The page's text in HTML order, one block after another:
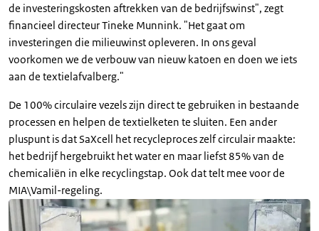
de investeringskosten aftrekken van de bedrijfswinst", zegt
financieel directeur Tineke Munnink. "Het gaat om
investeringen die milieuwinst opleveren. In ons geval
voorkomen we de verbouw van nieuw katoen en doen we iets
aan de textielafvalberg."
De 100% circulaire vezels zijn direct te gebruiken in bestaande
processen en helpen de textielketen te sluiten. Een ander
pluspunt is dat SaXcell het recycleproces zelf circulair maakte:
het bedrijf hergebruikt het water en maar liefst 85% van de
chemicaliën in elke recyclingstap. Ook dat telt mee voor de
MIA\Vamil-regeling.